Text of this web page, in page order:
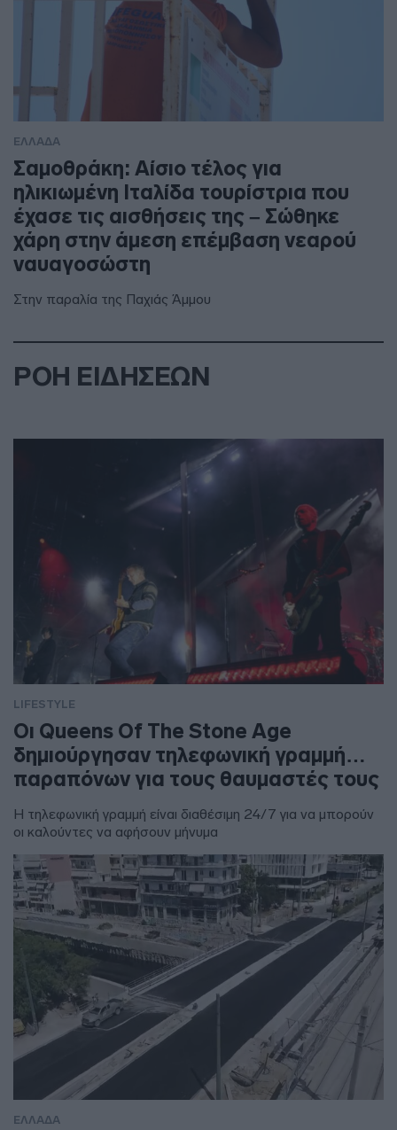
ΕΛΛΑΔΑ
Σαμοθράκη: Αίσιο τέλος για
ηλικιωμένη Ιταλίδα τουρίστρια που
έχασε τις αισθήσεις της – Σώθηκε
χάρη στην άμεση επέμβαση νεαρού
ναυαγοσώστη
Στην παραλία της Παχιάς Άμμου
ΡΟΗ ΕΙΔΗΣΕΩΝ
LIFESTYLE
Οι Queens Of The Stone Age
δημιούργησαν τηλεφωνική γραμμή…
παραπόνων για τους θαυμαστές τους
Η τηλεφωνική γραμμή είναι διαθέσιμη 24/7 για να μπορούν
οι καλούντες να αφήσουν μήνυμα
ΕΛΛΑΔΑ